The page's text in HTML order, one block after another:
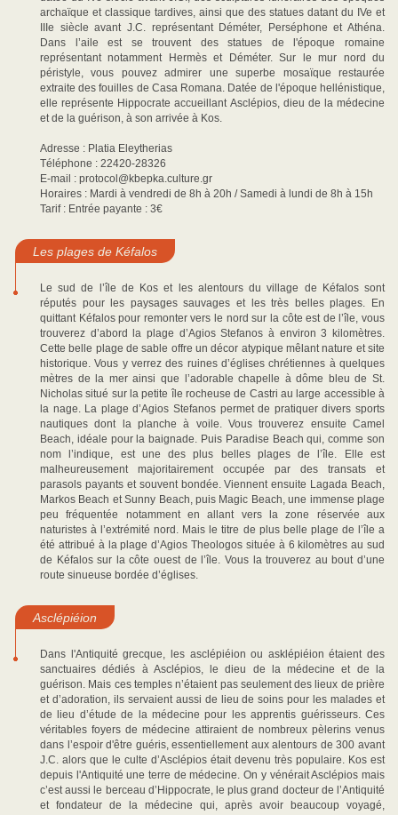
archaïque et classique tardives, ainsi que des statues datant du IVe et
IIIe siècle avant J.C. représentant Déméter, Perséphone et Athéna.
Dans l’aile est se trouvent des statues de l'époque romaine
représentant notamment Hermès et Déméter. Sur le mur nord du
péristyle, vous pouvez admirer une superbe mosaïque restaurée
extraite des fouilles de Casa Romana. Datée de l'époque hellénistique,
elle représente Hippocrate accueillant Asclépios, dieu de la médecine
et de la guérison, à son arrivée à Kos.
Adresse : Platia Eleytherias
Téléphone : 22420-28326
E-mail : protocol@kbepka.culture.gr
Horaires : Mardi à vendredi de 8h à 20h / Samedi à lundi de 8h à 15h
Tarif : Entrée payante : 3€
Les plages de Kéfalos
Le sud de l’île de Kos et les alentours du village de Kéfalos sont
réputés pour les paysages sauvages et les très belles plages. En
quittant Kéfalos pour remonter vers le nord sur la côte est de l’île, vous
trouverez d’abord la plage d’Agios Stefanos à environ 3 kilomètres.
Cette belle plage de sable offre un décor atypique mêlant nature et site
historique. Vous y verrez des ruines d’églises chrétiennes à quelques
mètres de la mer ainsi que l’adorable chapelle à dôme bleu de St.
Nicholas situé sur la petite île rocheuse de Castri au large accessible à
la nage. La plage d’Agios Stefanos permet de pratiquer divers sports
nautiques dont la planche à voile. Vous trouverez ensuite Camel
Beach, idéale pour la baignade. Puis Paradise Beach qui, comme son
nom l’indique, est une des plus belles plages de l’île. Elle est
malheureusement majoritairement occupée par des transats et
parasols payants et souvent bondée. Viennent ensuite Lagada Beach,
Markos Beach et Sunny Beach, puis Magic Beach, une immense plage
peu fréquentée notamment en allant vers la zone réservée aux
naturistes à l’extrémité nord. Mais le titre de plus belle plage de l’île a
été attribué à la plage d’Agios Theologos située à 6 kilomètres au sud
de Kéfalos sur la côte ouest de l’île. Vous la trouverez au bout d’une
route sinueuse bordée d’églises.
Asclépiéion
Dans l'Antiquité grecque, les asclépiéion ou asklépiéion étaient des
sanctuaires dédiés à Asclépios, le dieu de la médecine et de la
guérison. Mais ces temples n’étaient pas seulement des lieux de prière
et d’adoration, ils servaient aussi de lieu de soins pour les malades et
de lieu d’étude de la médecine pour les apprentis guérisseurs. Ces
véritables foyers de médecine attiraient de nombreux pèlerins venus
dans l’espoir d'être guéris, essentiellement aux alentours de 300 avant
J.C. alors que le culte d’Asclépios était devenu très populaire. Kos est
depuis l'Antiquité une terre de médecine. On y vénérait Asclépios mais
c’est aussi le berceau d’Hippocrate, le plus grand docteur de l’Antiquité
et fondateur de la médecine qui, après avoir beaucoup voyagé,